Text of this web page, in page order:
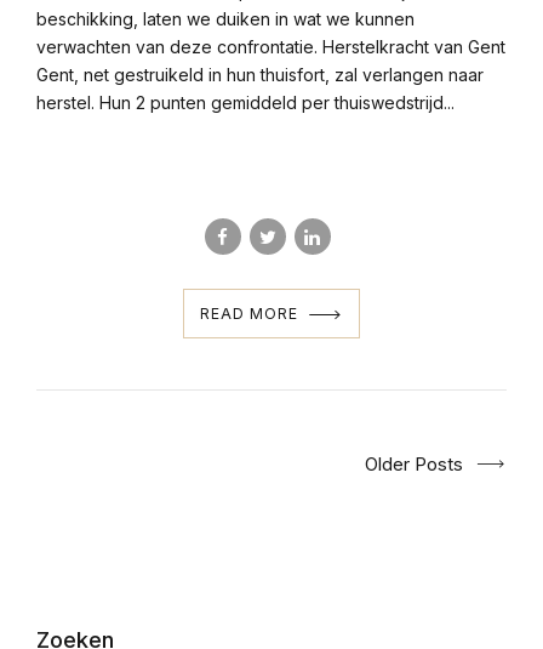
beschikking, laten we duiken in wat we kunnen
verwachten van deze confrontatie. Herstelkracht van Gent
Gent, net gestruikeld in hun thuisfort, zal verlangen naar
herstel. Hun 2 punten gemiddeld per thuiswedstrijd...
READ MORE
Older Posts
Zoeken